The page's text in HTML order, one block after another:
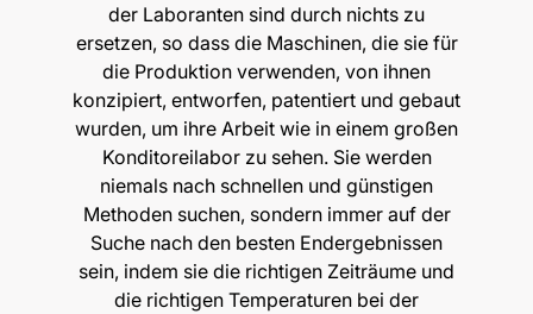
der Laboranten sind durch nichts zu
ersetzen, so dass die Maschinen, die sie für
die Produktion verwenden, von ihnen
konzipiert, entworfen, patentiert und gebaut
wurden, um ihre Arbeit wie in einem großen
Konditoreilabor zu sehen. Sie werden
niemals nach schnellen und günstigen
Methoden suchen, sondern immer auf der
Suche nach den besten Endergebnissen
sein, indem sie die richtigen Zeiträume und
die richtigen Temperaturen bei der